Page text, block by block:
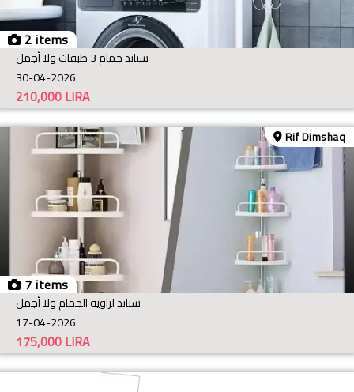
2 items
ستاند حمام 3 طبقات ولا أجمل
30-04-2026
LIRA
210,000
7 items
Rif Dimshaq
ستاند لزاوية الحمام ولا أجمل
17-04-2026
LIRA
175,000